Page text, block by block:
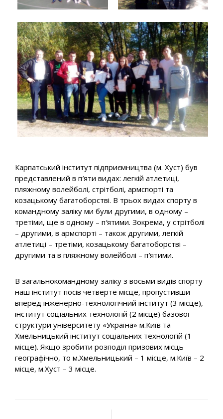
Карпатський інститут підприємництва (м. Хуст) був
представлений в п′яти видах: легкій атлетиці,
пляжному волейболі, стрітболі, армспорті та
козацькому багатоборстві. В трьох видах спорту в
командному заліку ми були другими, в одному –
третіми, ще в одному – п′ятими. Зокрема, у стрітболі
– другими, в армспорті – також другими, легкій
атлетиці – третіми, козацькому багатоборстві –
другими та в пляжному волейболі – п′ятими.
В загальнокомандному заліку з восьми видів спорту
наш інститут посів четверте місце, пропустивши
вперед інженерно-технологічний інститут (3 місце),
інститут соціальних технологій (2 місце) базової
структури університету «Україна» м.Київ та
Хмельницький інститут соціальних технологій (1
місце). Якщо зробити розподіл призових місць
географічно, то м.Хмельницький – 1 місце, м.Київ – 2
місце, м.Хуст – 3 місце.